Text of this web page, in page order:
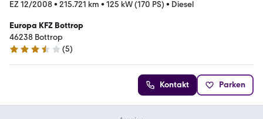
EZ 12/2008• 215.721 km • 125 kW (170 PS) • Diesel
Europa KFZ Bottrop
46238 Bottrop
3.3 Sterne
(5)
Kontakt Parken